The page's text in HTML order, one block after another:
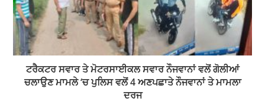
ਟਰੈਕਟਰ ਸਵਾਰ ਤੇ ਮੋਟਰਸਾਈਕਲ ਸਵਾਰ ਨੌਜਵਾਨਾਂ ਵਲੋਂ ਗੋਲੀਆਂ
ਚਲਾਉਣ ਮਾਮਲੇ ‘ਚ ਪੁਲਿਸ ਵਲੋਂ 4 ਅਣਪਛਾਤੇ ਨੌਜਵਾਨਾਂ ਤੇ ਮਾਮਲਾ
ਦਰਜ